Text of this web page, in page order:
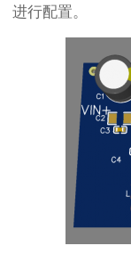
进行配置。